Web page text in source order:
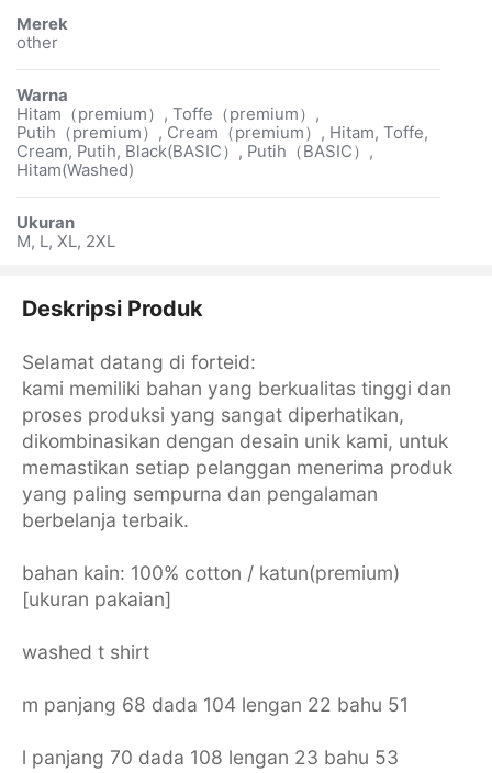
Merek
other
Warna
Hitam（premium）, Toffe（premium）,
Putih（premium）, Cream（premium）, Hitam, Toffe,
Cream, Putih, Black(BASIC）, Putih（BASIC）,
Hitam(Washed)
Ukuran
M, L, XL, 2XL
Deskripsi Produk
Selamat datang di forteid:
kami memiliki bahan yang berkualitas tinggi dan
proses produksi yang sangat diperhatikan,
dikombinasikan dengan desain unik kami, untuk
memastikan setiap pelanggan menerima produk
yang paling sempurna dan pengalaman
berbelanja terbaik.
bahan kain: 100% cotton / katun(premium)
[ukuran pakaian]
washed t shirt
m panjang 68 dada 104 lengan 22 bahu 51
l panjang 70 dada 108 lengan 23 bahu 53